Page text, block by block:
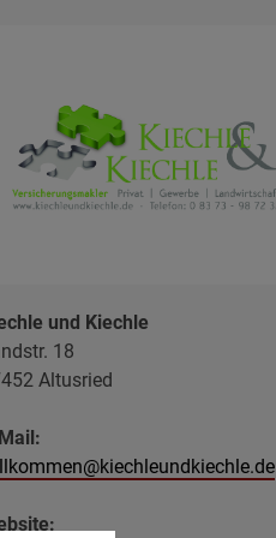
und Kiechle
18
Altusried